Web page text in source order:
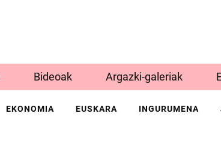
Bideoak Argazki-galeriak
EKONOMIA EUSKARA INGURUMENA